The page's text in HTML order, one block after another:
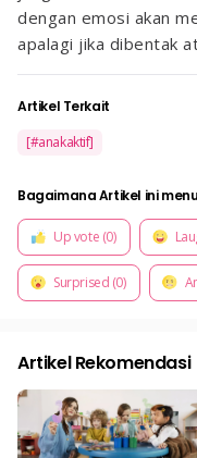
dengan emosi akan
apalagi jika dibentak
Artikel Terkait
[#anakaktif]
Bagaimana Artikel ini
Up vote (0)
Surprised (0)
Artikel Rekomendasi